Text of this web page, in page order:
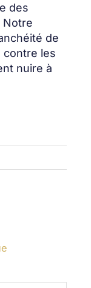
des
Notre
de
contre les
nuire à